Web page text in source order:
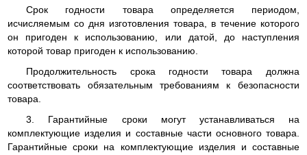
Срок годности товара определяется периодом,
исчисляемым со дня изготовления товара, в течение которого
он пригоден к использованию, или датой, до наступления
которой товар пригоден к использованию.
Продолжительность срока годности товара должна
соответствовать обязательным требованиям к безопасности
товара.
3. Гарантийные сроки могут устанавливаться на
комплектующие изделия и составные части основного товара.
Гарантийные сроки на комплектующие изделия и составные